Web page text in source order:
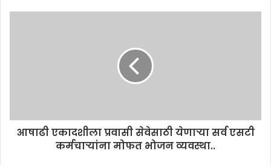
आषाढी एकादशीला प्रवासी सेवेसाठी येणाऱ्या सर्व एसटी
कर्मचाऱ्यांना मोफत भोजन व्यवस्था..